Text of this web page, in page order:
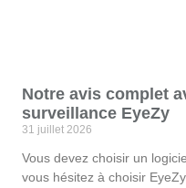
Notre avis complet
surveillance EyeZy
31 juillet 2026
Vous devez choisir un
vous hésitez à choisir